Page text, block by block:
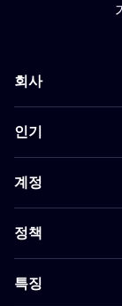
회사
인기
계정
정책
특징